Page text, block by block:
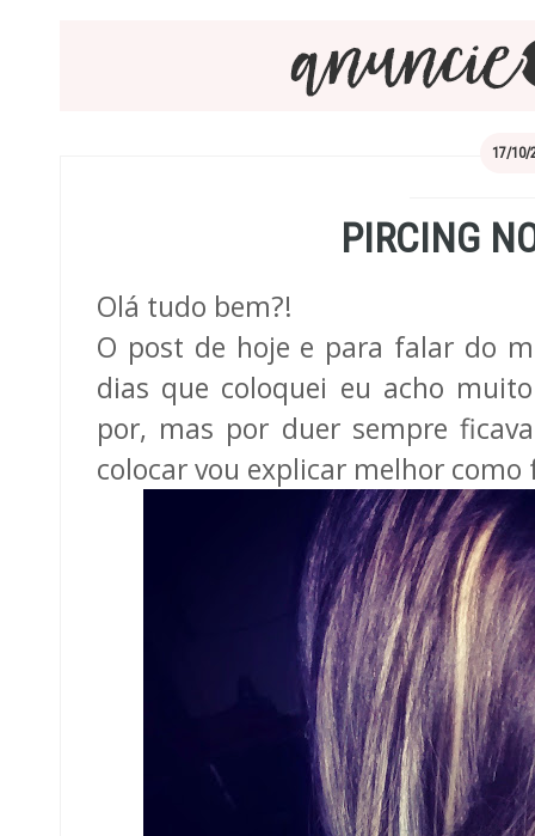
17/10/
PIRCING
Olá tudo bem?!
O post de hoje e para falar do
dias que coloquei eu acho
por, mas por duer sempre
colocar vou explicar melhor como